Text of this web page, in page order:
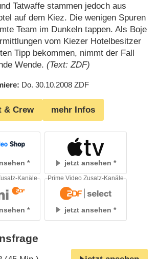
Tatwaffe stammen jedoch aus
auf dem Kiez. Die wenigen Spuren
Team im Dunkeln tappen. Als Boje
vom Kiezer Hotelbesitzer
Tipp bekommen, nimmt der Fall
Wende. (Text: ZDF)
Do. 30.10.2008 ZDF
& Crew mehr Infos
jetzt ansehen
Kanäle
jetzt ansehen
Prime Video Zusatz-Kanäle